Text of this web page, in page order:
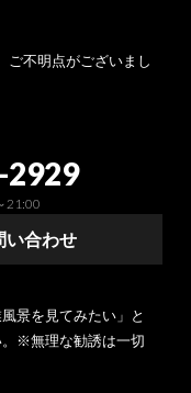
ご不明点がございまし
2929
21:00
い合わせ
景を見てみたい」と
。※無理な勧誘は一切